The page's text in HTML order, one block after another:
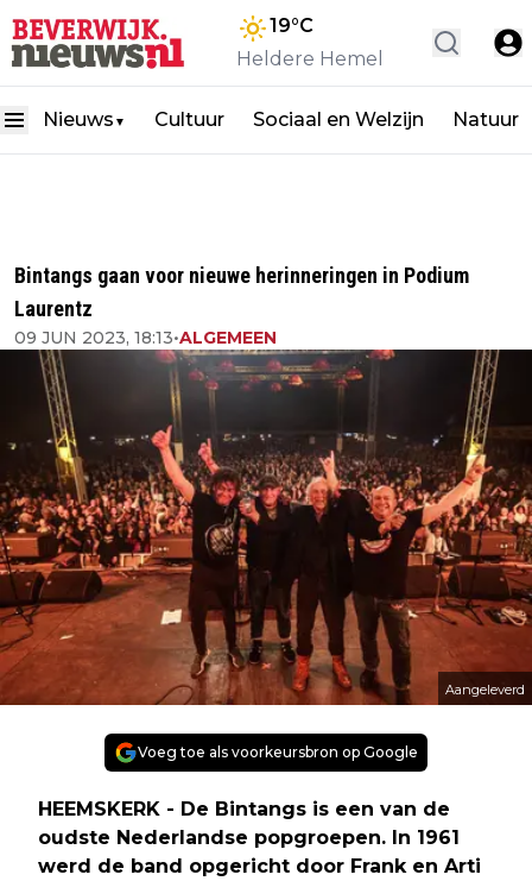
19°C
Heldere Hemel
Nieuws ▼ Cultuur Sociaal en Welzijn Natuur
Bintangs gaan voor nieuwe herinneringen in Podium
Laurentz
09 JUN 2023, 18:13•ALGEMEEN
Aangeleverd
Voeg toe als voorkeursbron op Google
HEEMSKERK - De Bintangs is een van de
oudste Nederlandse popgroepen. In 1961
werd de band opgericht door Frank en Arti